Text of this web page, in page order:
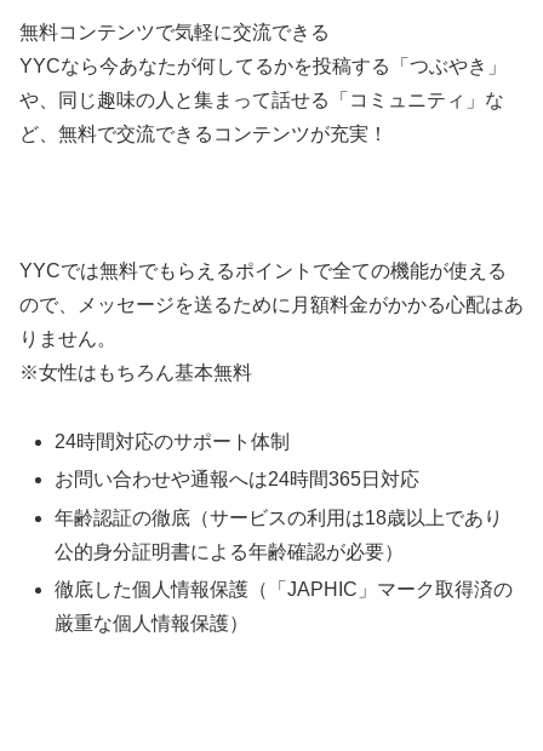
無料コンテンツで気軽に交流できる
YYCなら今あなたが何してるかを投稿する「つぶやき」
や、同じ趣味の人と集まって話せる「コミュニティ」な
ど、無料で交流できるコンテンツが充実！
YYCでは無料でもらえるポイントで全ての機能が使える
ので、メッセージを送るために月額料金がかかる心配はあ
りません。
※女性はもちろん基本無料
24時間対応のサポート体制
お問い合わせや通報へは24時間365日対応
年齢認証の徹底（サービスの利用は18歳以上であり
公的身分証明書による年齢確認が必要）
徹底した個人情報保護（「JAPHIC」マーク取得済の
厳重な個人情報保護）